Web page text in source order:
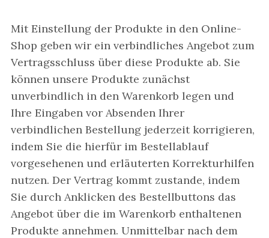
Mit Einstellung der Produkte in den Online-
Shop geben wir ein verbindliches Angebot zum
Vertragsschluss über diese Produkte ab. Sie
können unsere Produkte zunächst
unverbindlich in den Warenkorb legen und
Ihre Eingaben vor Absenden Ihrer
verbindlichen Bestellung jederzeit korrigieren,
indem Sie die hierfür im Bestellablauf
vorgesehenen und erläuterten Korrekturhilfen
nutzen. Der Vertrag kommt zustande, indem
Sie durch Anklicken des Bestellbuttons das
Angebot über die im Warenkorb enthaltenen
Produkte annehmen. Unmittelbar nach dem